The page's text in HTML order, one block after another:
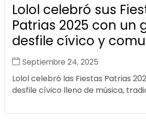
Lolol celebró sus
Patrias 2025 con un
desfile cívico y
Septiembre 24, 2025
Lolol celebró las Fiestas Patrias
desfile cívico lleno de música,